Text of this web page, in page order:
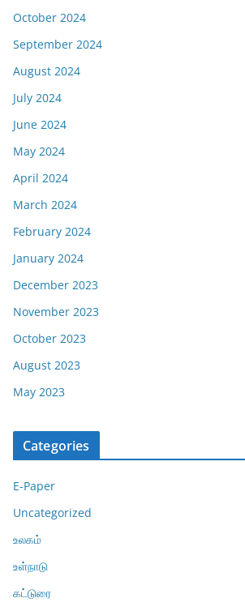
October 2024
September 2024
August 2024
July 2024
June 2024
May 2024
April 2024
March 2024
February 2024
January 2024
December 2023
November 2023
October 2023
August 2023
May 2023
Categories
E-Paper
Uncategorized
உலகம்
உள்நாடு
கட்டுரை